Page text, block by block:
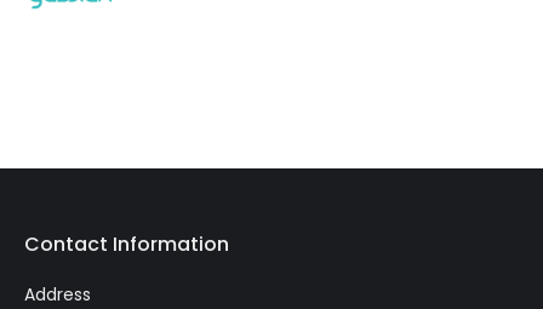
Contact Information
Address